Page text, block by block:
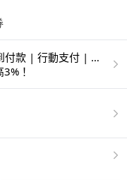
款 | 行動支付 | 超
！